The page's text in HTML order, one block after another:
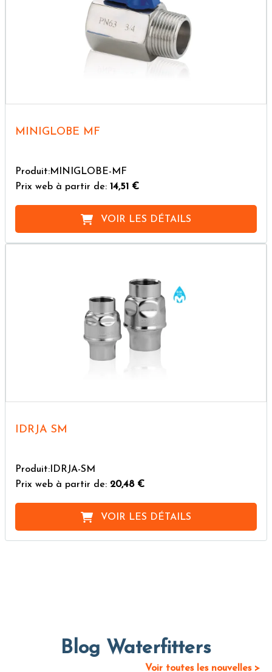
MINIGLOBE MF
Produit:MINIGLOBE-MF
Prix web à partir de: 14,51 €
VOIR LES DÉTAILS
IDRJA SM
Produit:IDRJA-SM
Prix web à partir de: 20,48 €
VOIR LES DÉTAILS
Blog Waterfitters
Voir toutes les nouvelles >